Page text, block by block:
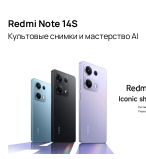
Redmi Note 14S
Культовые снимки и мастерство AI